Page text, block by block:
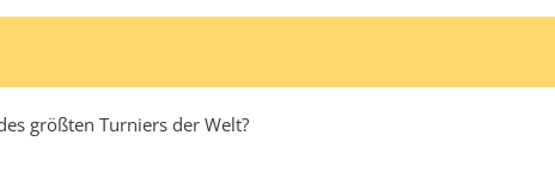
größten Turniers der Welt?